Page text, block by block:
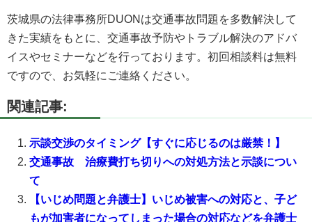
茨城県の法律事務所DUONは交通事故問題を多数解決して
きた実績をもとに、交通事故予防やトラブル解決のアドバ
イスやセミナーなどを行っております。初回相談料は無料
ですので、お気軽にご連絡ください。
関連記事:
示談交渉のタイミング【すぐに応じるのは厳禁！】
交通事故 治療費打ち切りへの対処方法と示談につい
て
【いじめ問題と弁護士】いじめ被害への対応と、子ど
もが加害者になってしまった場合の対応などを弁護士